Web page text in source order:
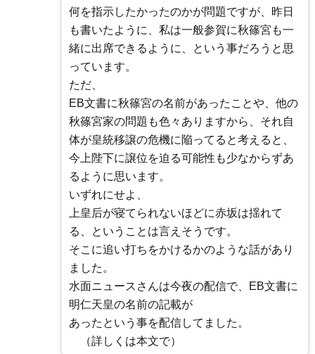
何を指示したかったのかが問題ですが、昨日
も書いたように、私は一般参賀に秋篠宮も一
緒に出席できるように、という事だろうと思
っています。
ただ、
EB文書に秋篠宮の名前があったことや、他の
秋篠宮家の問題も色々ありますから、それ自
体が皇統移譲の危機に陥ってると考えると、
今上陛下に譲位を迫る可能性も少なからずあ
るように思います。
いずれにせよ、
上皇后が寝てられないほどに赤坂は揺れて
る、ということは言えそうです。
そこに追い打ちをかけるかのような話があり
ました。
水面ニュースさんは今夜の配信で、EB文書に
明仁天皇の名前の記載が
あったという事を配信してました。
（詳しくは本文で）